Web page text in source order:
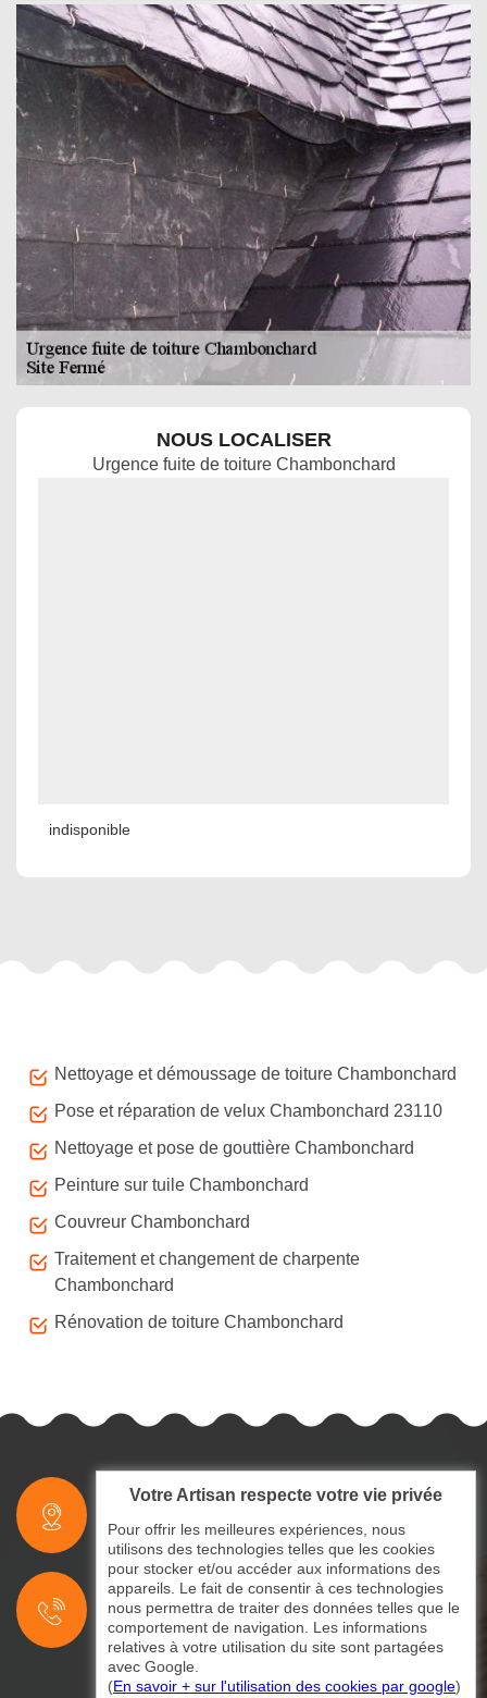
NOUS LOCALISER
Urgence fuite de toiture Chambonchard
indisponible
Nettoyage et démoussage de toiture Chambonchard
Pose et réparation de velux Chambonchard 23110
Nettoyage et pose de gouttière Chambonchard
Peinture sur tuile Chambonchard
Couvreur Chambonchard
Traitement et changement de charpente
Chambonchard
Rénovation de toiture Chambonchard
indisponible
indisponible
Votre Artisan respecte votre vie privée
Pour offrir les meilleures expériences, nous
utilisons des technologies telles que les cookies
pour stocker et/ou accéder aux informations des
appareils. Le fait de consentir à ces technologies
nous permettra de traiter des données telles que le
comportement de navigation. Les informations
relatives à votre utilisation du site sont partagées
avec Google.
(En savoir + sur l'utilisation des cookies par google)